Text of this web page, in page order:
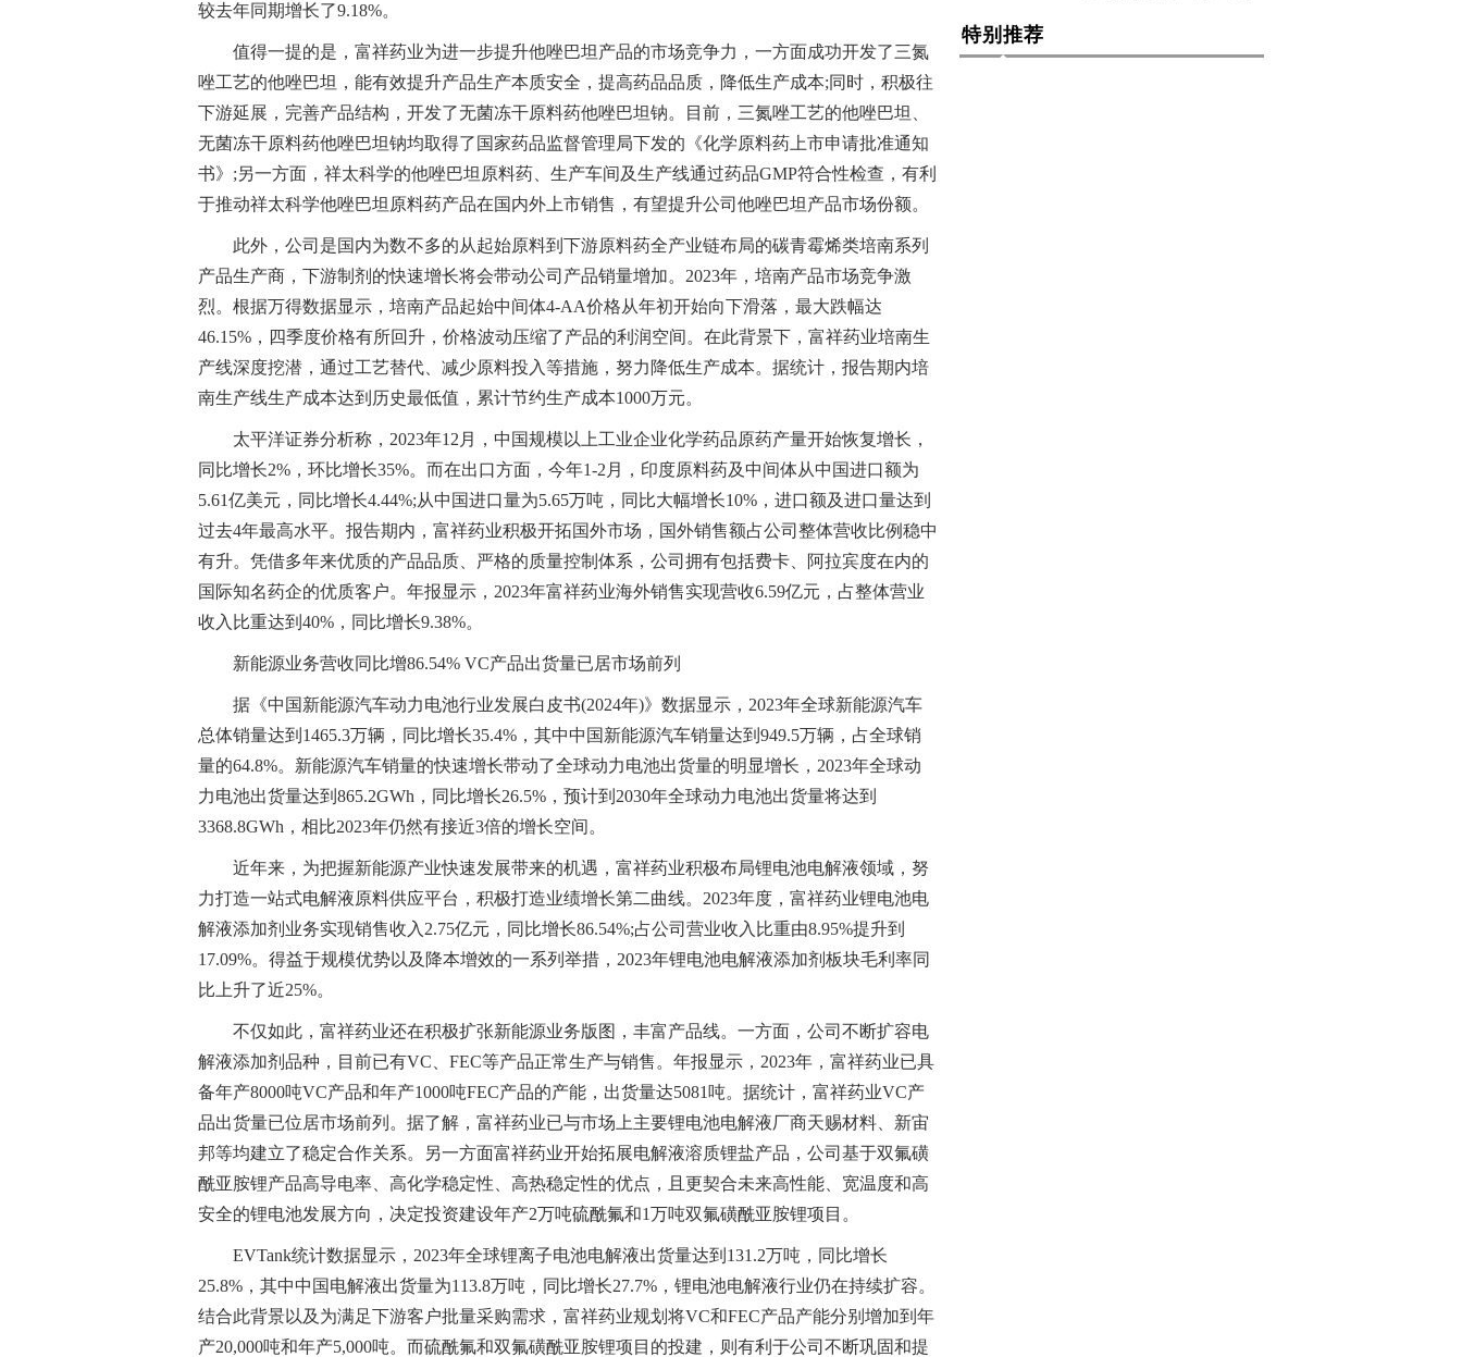
较去年同期增长了9.18%。
值得一提的是，富祥药业为进一步提升他唑巴坦产品的市场竞争力，一方面成功开发了三氮
唑工艺的他唑巴坦，能有效提升产品生产本质安全，提高药品品质，降低生产成本;同时，积极往
下游延展，完善产品结构，开发了无菌冻干原料药他唑巴坦钠。目前，三氮唑工艺的他唑巴坦、
无菌冻干原料药他唑巴坦钠均取得了国家药品监督管理局下发的《化学原料药上市申请批准通知
书》;另一方面，祥太科学的他唑巴坦原料药、生产车间及生产线通过药品GMP符合性检查，有利
于推动祥太科学他唑巴坦原料药产品在国内外上市销售，有望提升公司他唑巴坦产品市场份额。
此外，公司是国内为数不多的从起始原料到下游原料药全产业链布局的碳青霉烯类培南系列
产品生产商，下游制剂的快速增长将会带动公司产品销量增加。2023年，培南产品市场竞争激
烈。根据万得数据显示，培南产品起始中间体4-AA价格从年初开始向下滑落，最大跌幅达
46.15%，四季度价格有所回升，价格波动压缩了产品的利润空间。在此背景下，富祥药业培南生
产线深度挖潜，通过工艺替代、减少原料投入等措施，努力降低生产成本。据统计，报告期内培
南生产线生产成本达到历史最低值，累计节约生产成本1000万元。
太平洋证券分析称，2023年12月，中国规模以上工业企业化学药品原药产量开始恢复增长，
同比增长2%，环比增长35%。而在出口方面，今年1-2月，印度原料药及中间体从中国进口额为
5.61亿美元，同比增长4.44%;从中国进口量为5.65万吨，同比大幅增长10%，进口额及进口量达到
过去4年最高水平。报告期内，富祥药业积极开拓国外市场，国外销售额占公司整体营收比例稳中
有升。凭借多年来优质的产品品质、严格的质量控制体系，公司拥有包括费卡、阿拉宾度在内的
国际知名药企的优质客户。年报显示，2023年富祥药业海外销售实现营收6.59亿元，占整体营业
收入比重达到40%，同比增长9.38%。
新能源业务营收同比增86.54% VC产品出货量已居市场前列
据《中国新能源汽车动力电池行业发展白皮书(2024年)》数据显示，2023年全球新能源汽车
总体销量达到1465.3万辆，同比增长35.4%，其中中国新能源汽车销量达到949.5万辆，占全球销
量的64.8%。新能源汽车销量的快速增长带动了全球动力电池出货量的明显增长，2023年全球动
力电池出货量达到865.2GWh，同比增长26.5%，预计到2030年全球动力电池出货量将达到
3368.8GWh，相比2023年仍然有接近3倍的增长空间。
近年来，为把握新能源产业快速发展带来的机遇，富祥药业积极布局锂电池电解液领域，努
力打造一站式电解液原料供应平台，积极打造业绩增长第二曲线。2023年度，富祥药业锂电池电
解液添加剂业务实现销售收入2.75亿元，同比增长86.54%;占公司营业收入比重由8.95%提升到
17.09%。得益于规模优势以及降本增效的一系列举措，2023年锂电池电解液添加剂板块毛利率同
比上升了近25%。
不仅如此，富祥药业还在积极扩张新能源业务版图，丰富产品线。一方面，公司不断扩容电
解液添加剂品种，目前已有VC、FEC等产品正常生产与销售。年报显示，2023年，富祥药业已具
备年产8000吨VC产品和年产1000吨FEC产品的产能，出货量达5081吨。据统计，富祥药业VC产
品出货量已位居市场前列。据了解，富祥药业已与市场上主要锂电池电解液厂商天赐材料、新宙
邦等均建立了稳定合作关系。另一方面富祥药业开始拓展电解液溶质锂盐产品，公司基于双氟磺
酰亚胺锂产品高导电率、高化学稳定性、高热稳定性的优点，且更契合未来高性能、宽温度和高
安全的锂电池发展方向，决定投资建设年产2万吨硫酰氟和1万吨双氟磺酰亚胺锂项目。
EVTank统计数据显示，2023年全球锂离子电池电解液出货量达到131.2万吨，同比增长
25.8%，其中中国电解液出货量为113.8万吨，同比增长27.7%，锂电池电解液行业仍在持续扩容。
结合此背景以及为满足下游客户批量采购需求，富祥药业规划将VC和FEC产品产能分别增加到年
产20,000吨和年产5,000吨。而硫酰氟和双氟磺酰亚胺锂项目的投建，则有利于公司不断巩固和提
特别推荐